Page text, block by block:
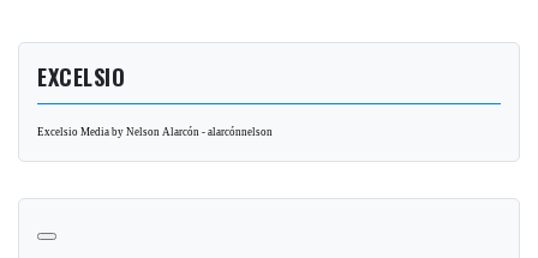
EXCELSIO
Excelsio Media by Nelson Alarcón - alarcónnelson